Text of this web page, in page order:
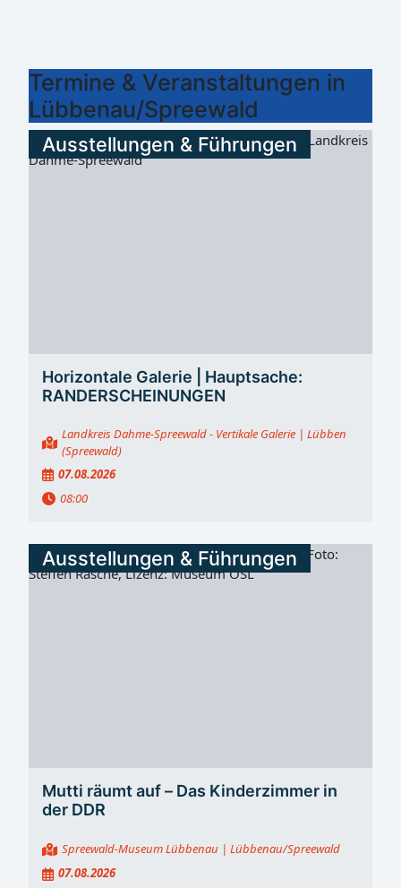
Termine & Veranstaltungen in
Lübbenau/Spreewald
Ausstellungen & Führungen
Horizontale Galerie | Hauptsache:
RANDERSCHEINUNGEN
Landkreis Dahme-Spreewald - Vertikale Galerie | Lübben
(Spreewald)
07.08.2026
08:00
Ausstellungen & Führungen
Mutti räumt auf – Das Kinderzimmer in
der DDR
Spreewald-Museum Lübbenau | Lübbenau/Spreewald
07.08.2026